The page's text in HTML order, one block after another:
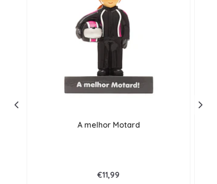
A melhor Motard
€11,99